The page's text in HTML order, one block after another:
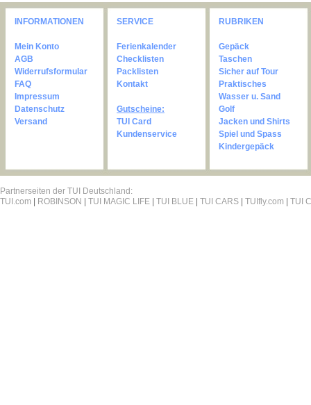
INFORMATIONEN
Mein Konto
AGB
Widerrufsformular
FAQ
Impressum
Datenschutz
Versand
SERVICE
Ferienkalender
Checklisten
Packlisten
Kontakt
Gutscheine:
TUI Card
Kundenservice
RUBRIKEN
Gepäck
Taschen
Sicher auf Tour
Praktisches
Wasser u. Sand
Golf
Jacken und Shirts
Spiel und Spass
Kindergepäck
Partnerseiten der TUI Deutschland:
TUI.com
ROBINSON TUI MAGIC LIFE TUI BLUE TUI CARS TUIfly.com TUI